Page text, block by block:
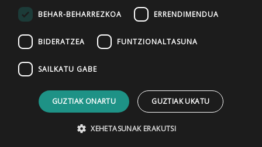
HARREMANETARAKO
BEHAR-BEHARREZKOA ERRENDIMENDUA
BIDERATZEA FUNTZIONALTASUNA
SAILKATU GABE
GUZTIAK ONARTU GUZTIAK UKATU
XEHETASUNAK ERAKUTSI